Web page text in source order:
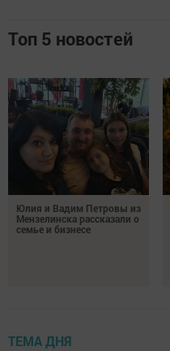
Топ 5 новостей
Юлия и Вадим Петровы из
Мензелинска рассказали о
семье и бизнесе
ТЕМА ДНЯ